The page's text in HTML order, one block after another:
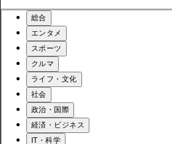
総合
エンタメ
スポーツ
クルマ
ライフ・文化
社会
政治・国際
経済・ビジネス
IT・科学